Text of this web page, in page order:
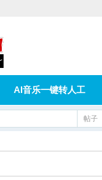
AI音乐一键转人工
在线
帖子